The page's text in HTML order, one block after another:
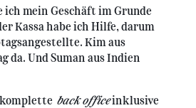
mein Geschäft im Grunde
Kassa habe ich Hilfe, darum
Kim aus
da. Und Suman aus Indien
komplette back officeinklusive